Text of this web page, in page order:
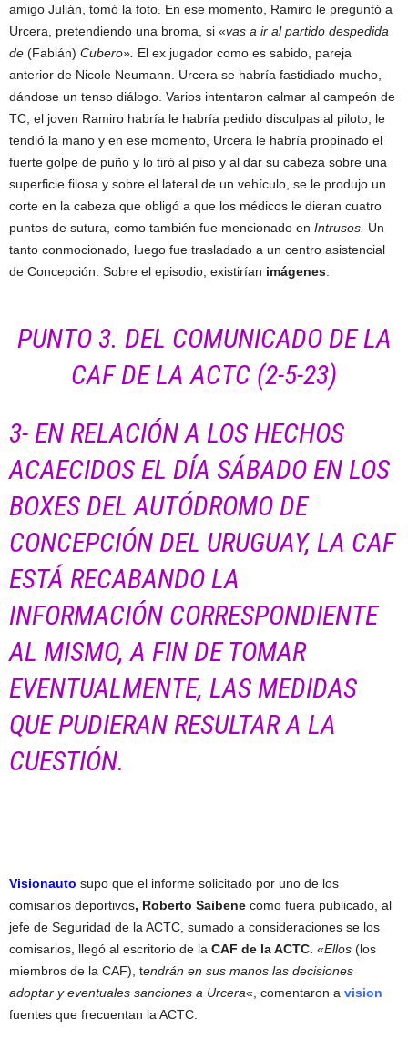
amigo Julián, tomó la foto. En ese momento, Ramiro le preguntó a
Urcera, pretendiendo una broma, si «vas a ir al partido despedida
de (Fabián) Cubero». El ex jugador como es sabido, pareja
anterior de Nicole Neumann. Urcera se habría fastidiado mucho,
dándose un tenso diálogo. Varios intentaron calmar al campeón de
TC, el joven Ramiro habría le habría pedido disculpas al piloto, le
tendió la mano y en ese momento, Urcera le habría propinado el
fuerte golpe de puño y lo tiró al piso y al dar su cabeza sobre una
superficie filosa y sobre el lateral de un vehículo, se le produjo un
corte en la cabeza que obligó a que los médicos le dieran cuatro
puntos de sutura, como también fue mencionado en Intrusos. Un
tanto conmocionado, luego fue trasladado a un centro asistencial
de Concepción. Sobre el episodio, existirían imágenes
PUNTO 3. DEL COMUNICADO DE LA
CAF DE LA ACTC (2-5-23)
3- EN RELACIÓN A LOS HECHOS
ACAECIDOS EL DÍA SÁBADO EN LOS
BOXES DEL AUTÓDROMO DE
CONCEPCIÓN DEL URUGUAY, LA CAF
ESTÁ RECABANDO LA
INFORMACIÓN CORRESPONDIENTE
AL MISMO, A FIN DE TOMAR
EVENTUALMENTE, LAS MEDIDAS
QUE PUDIERAN RESULTAR A LA
CUESTIÓN.
Visionauto supo que el informe solicitado por uno de los
comisarios deportivos, Roberto Saibene como fuera publicado, al
jefe de Seguridad de la ACTC, sumado a consideraciones se los
comisarios, llegó al escritorio de la CAF de la ACTC. «Ellos (los
miembros de la CAF), tendrán en sus manos las decisiones
adoptar y eventuales sanciones a Urcera«, comentaron a vision
fuentes que frecuentan la ACTC.